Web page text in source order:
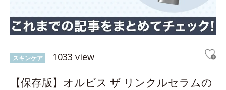
スキンケア 1033 view
【保存版】オルビス ザ リンクルセラムの